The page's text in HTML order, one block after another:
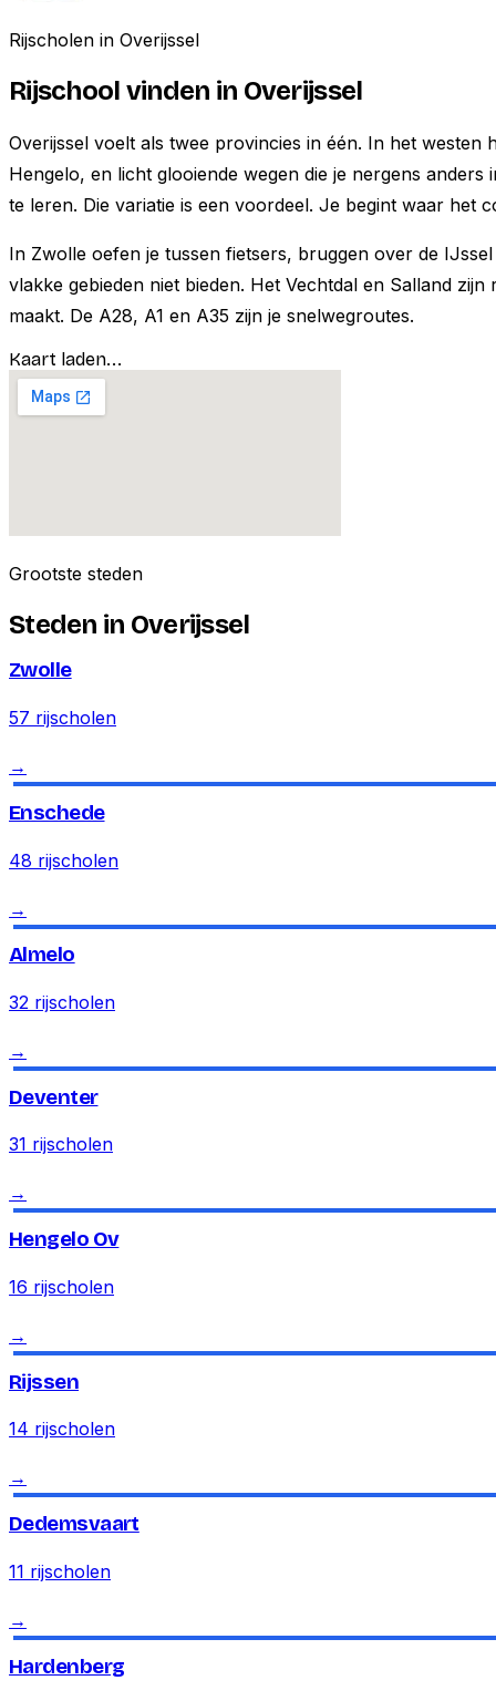
Rijscholen in Overijssel
Rijschool vinden in Overijssel
Overijssel voelt als twee provincies in één. In het
Hengelo, en licht glooiende wegen die je nergens
te leren. Die variatie is een voordeel. Je begint waar het
In Zwolle oefen je tussen fietsers, bruggen over de
vlakke gebieden niet bieden. Het Vechtdal en Salland
maakt. De A28, A1 en A35 zijn je snelwegroutes.
Kaart laden...
Grootste steden
Steden in Overijssel
Zwolle
57 rijscholen
→
Enschede
48 rijscholen
→
Almelo
32 rijscholen
→
Deventer
31 rijscholen
→
Hengelo Ov
16 rijscholen
→
Rijssen
14 rijscholen
→
Dedemsvaart
11 rijscholen
→
Hardenberg